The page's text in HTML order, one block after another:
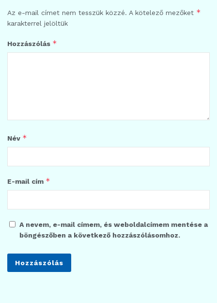
Az e-mail címet nem tesszük közzé. A kötelező mezőket *
karakterrel jelöltük
Hozzászólás *
Név *
E-mail cím *
A nevem, e-mail címem, és weboldalcímem mentése a
böngészőben a következő hozzászólásomhoz.